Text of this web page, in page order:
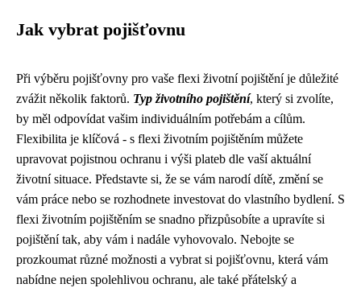
Jak vybrat pojišťovnu
Při výběru pojišťovny pro vaše flexi životní pojištění je důležité
zvážit několik faktorů. Typ životního pojištění, který si zvolíte,
by měl odpovídat vašim individuálním potřebám a cílům.
Flexibilita je klíčová - s flexi životním pojištěním můžete
upravovat pojistnou ochranu i výši plateb dle vaší aktuální
životní situace. Představte si, že se vám narodí dítě, změní se
vám práce nebo se rozhodnete investovat do vlastního bydlení. S
flexi životním pojištěním se snadno přizpůsobíte a upravíte si
pojištění tak, aby vám i nadále vyhovovalo. Nebojte se
prozkoumat různé možnosti a vybrat si pojišťovnu, která vám
nabídne nejen spolehlivou ochranu, ale také přátelský a